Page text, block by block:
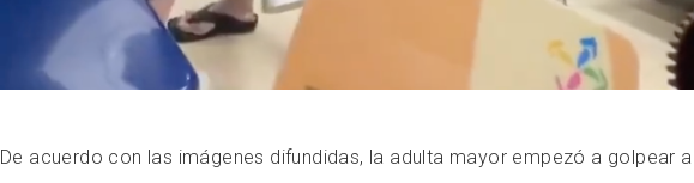
De acuerdo con las imágenes difundidas, la adulta mayor empezó a golpear a